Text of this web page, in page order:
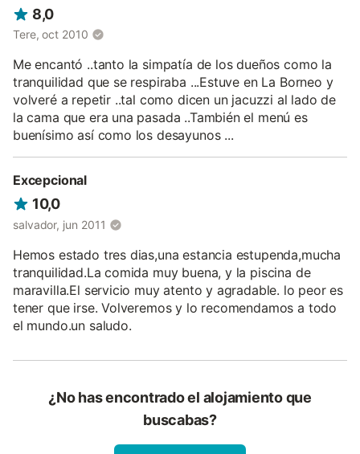
8,0
Tere, oct 2010
Me encantó ..tanto la simpatía de los dueños como la
tranquilidad que se respiraba ...Estuve en La Borneo y
volveré a repetir ..tal como dicen un jacuzzi al lado de
la cama que era una pasada ..También el menú es
buenísimo así como los desayunos ...
Excepcional
10,0
salvador, jun 2011
Hemos estado tres dias,una estancia estupenda,mucha
tranquilidad.La comida muy buena, y la piscina de
maravilla.El servicio muy atento y agradable. lo peor es
tener que irse. Volveremos y lo recomendamos a todo
el mundo.un saludo.
¿No has encontrado el alojamiento que
buscabas?